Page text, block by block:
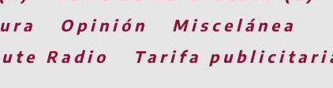
Opinión
Miscelánea
Radio
Tarifa